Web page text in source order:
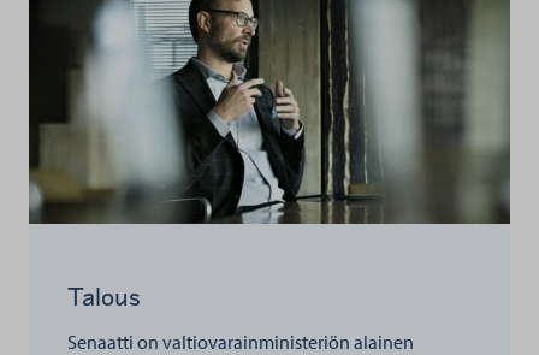
Talous
Senaatti on valtiovarainministeriön alainen